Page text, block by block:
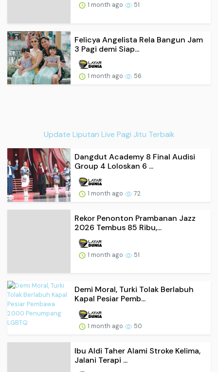
1 month ago 51
Felicya Angelista Rela Bangun Jam
3 Pagi demi Siap...
1 month ago 56
Update Liputan Live Pagi Jitu Terbaik
Dangdut Academy 8 Final Audisi
Group 4 Loloskan 6 ...
1 month ago 72
Rekor Penonton Prambanan Jazz
2026 Tembus 85 Ribu,...
1 month ago 51
Demi Moral, Turki Tolak Berlabuh
Kapal Pesiar Pemb...
1 month ago 50
Ibu Aldi Taher Alami Stroke Kelima,
Jalani Terapi ...